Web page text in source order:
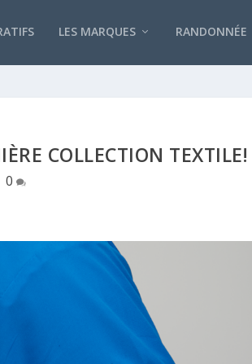
LES MARQUES RANDONNÉE
COLLECTION TEXTILE!
0